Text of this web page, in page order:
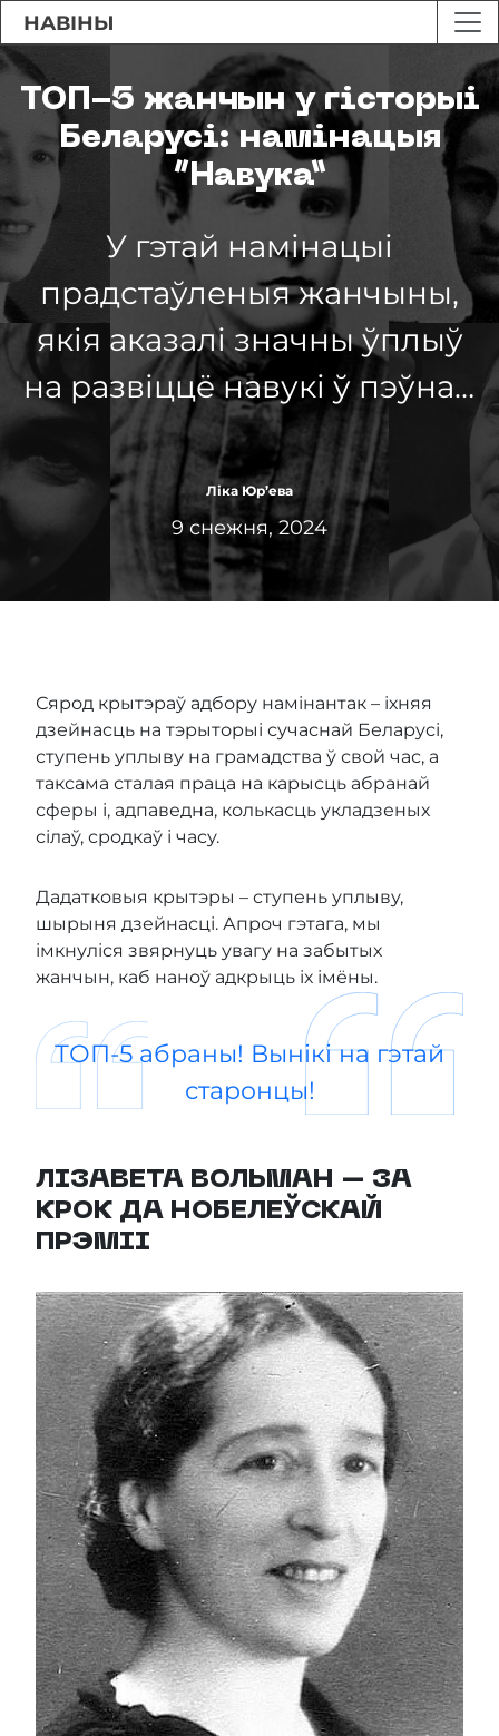
НАВІНЫ
ТОП-5 жанчын у гісторыі
Беларусі: намінацыя
“Навука”
У гэтай намінацыі
прадстаўленыя жанчыны,
якія аказалі значны ўплыў
на развіццё навукі ў пэўнай
галіне альбо здзейснілі
вынаходніцтвы.
Ліка Юр’ева
9 снежня, 2024
Сярод крытэраў адбору намінантак – іхняя
дзейнасць на тэрыторыі сучаснай Беларусі,
ступень уплыву на грамадства ў свой час, а
таксама сталая праца на карысць абранай
сферы і, адпаведна, колькасць укладзеных
сілаў, сродкаў і часу.
Дадатковыя крытэры – ступень уплыву,
шырыня дзейнасці. Апроч гэтага, мы
імкнуліся звярнуць увагу на забытых
жанчын, каб наноў адкрыць іх імёны.
ТОП-5 абраны! Вынікі на гэтай
старонцы!
ЛІЗАВЕТА ВОЛЬМАН – ЗА
КРОК ДА НОБЕЛЕЎСКАЙ
ПРЭМІІ